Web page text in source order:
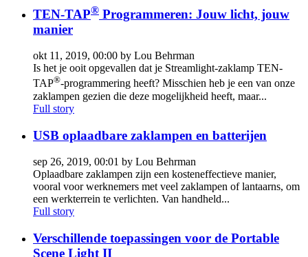
TEN-TAP® Programmeren: Jouw licht, jouw
manier
okt 11, 2019, 00:00 by Lou Behrman
Is het je ooit opgevallen dat je Streamlight-zaklamp TEN-
TAP®-programmering heeft? Misschien heb je een van onze
zaklampen gezien die deze mogelijkheid heeft, maar...
Full story
USB oplaadbare zaklampen en batterijen
sep 26, 2019, 00:01 by Lou Behrman
Oplaadbare zaklampen zijn een kosteneffectieve manier,
vooral voor werknemers met veel zaklampen of lantaarns, om
een ​​werkterrein te verlichten. Van handheld...
Full story
Verschillende toepassingen voor de Portable
Scene Light II